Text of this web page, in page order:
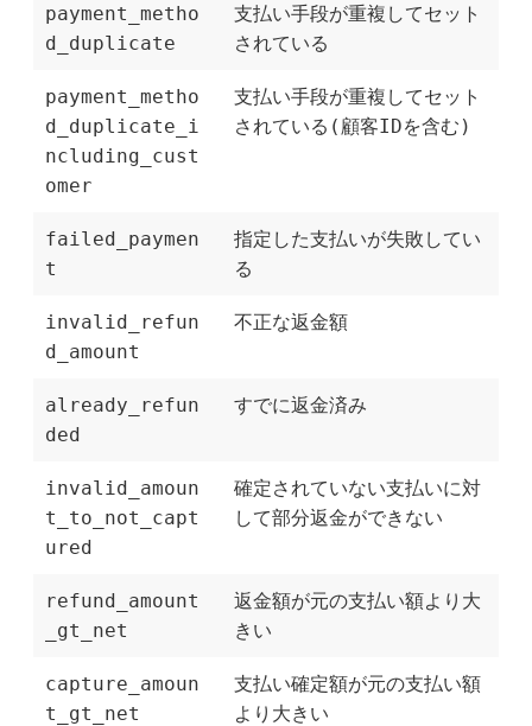
payment_metho
d_duplicate
支払い手段が重複してセット
されている
payment_metho
d_duplicate_i
ncluding_cust
omer
支払い手段が重複してセット
されている(顧客IDを含む)
failed_paymen
t
指定した支払いが失敗してい
る
invalid_refun
d_amount
不正な返金額
already_refun
ded
すでに返金済み
invalid_amoun
t_to_not_capt
ured
確定されていない支払いに対
して部分返金ができない
refund_amount
_gt_net
返金額が元の支払い額より大
きい
capture_amoun
t_gt_net
支払い確定額が元の支払い額
より大きい